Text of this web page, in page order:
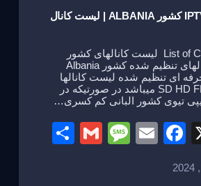
لیست کانالهای IPTV کشور ALBANIA | لیست کانال
List of Channels Albania لیست کانالهای کشور
البانی لیست کانالهای تنظیم شده کشور Albania
ای تنظیم شده لیست کانالها
دارای کیفیت SD HD FHD میباشد در صورتیکه در
تیوی کشور البانی کم کسری…
X
F
E
M
G